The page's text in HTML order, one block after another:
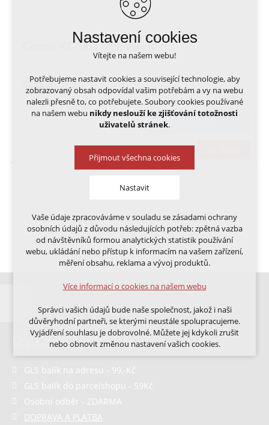
Canon KC-18IS originální
594Kč
DO KOŠÍKU
RYCHLÁ DOPRAVA
GLS balík na adresu - 99,-Kč
GLS balík do parcelshopu - 59Kč
Osobní odběr - ZDARMA
DOPRAVA A PLATBA
Nastavení cookies
Vítejte na našem webu!
Potřebujeme nastavit cookies a související technologie, aby
zobrazovaný obsah odpovídal vašim potřebám a vy na webu
nalezli přesně to, co potřebujete. Soubory cookies používané
na našem webu nikdy neslouží ke zjišťování totožnosti
uživatelů stránek.
Přijmout všechna cookies
Nastavit
Technická cookies
nutná pro provozování webu
udržení kontextu stránek (session): případná
přihlášení, volby jazyka, apod.
Volitelná cookies
analytická pro anonymizované vyhodnocení
marketingová cookies (Google, Ecomail, Sklik,
Smartsupp, Heureka)
Více informací o cookies na našem webu
Přijmout všechna cookies
Vaše údaje zpracováváme v souladu se zásadami ochrany
osobních údajů z důvodu následujících potřeb: zpětná vazba
od návštěvníků formou analytických statistik používání
webu, ukládání nebo přístup k informacím na vašem zařízení,
měření obsahu, reklama a vývoj produktů.
Více informací o cookies na našem webu
Správci vašich údajů bude naše společnost, jakož i naši
důvěryhodní partneři, se kterými neustále spolupracujeme.
Vyjádření souhlasu je dobrovolné. Můžete jej kdykoli zrušit
nebo obnovit změnou nastavení vašich cookies.
Cookies a podobné technologie dělíme na technická: nutná
této části spadají analytická a marketingová cookies.